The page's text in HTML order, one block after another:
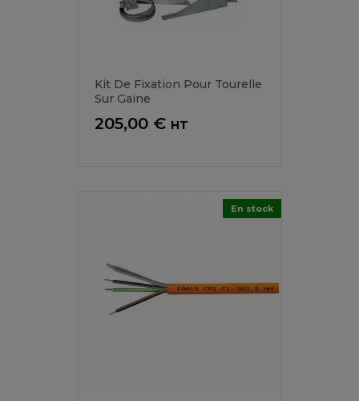
Kit De Fixation Pour Tourelle
Sur Gaine
Prix
205,00 € HT
En stock